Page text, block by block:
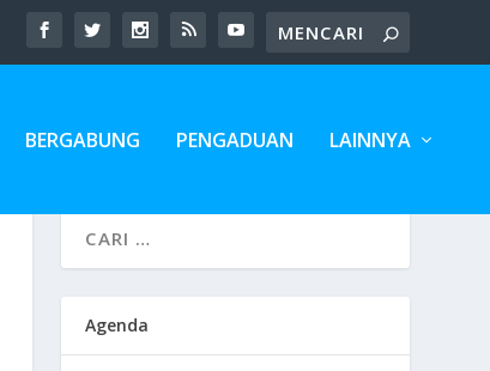
BERGABUNG PENGADUAN LAINNYA
Agenda